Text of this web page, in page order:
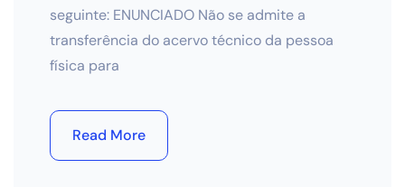
seguinte: ENUNCIADO Não se admite a
transferência do acervo técnico da pessoa
física para
Read More